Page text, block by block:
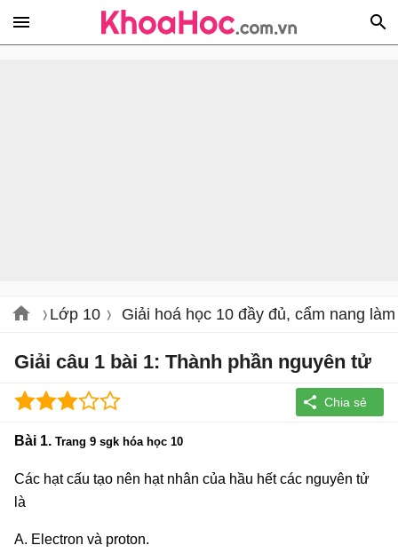
Lớp 10 Giải hoá học 10 đầy đủ, cẩm nang
Giải câu 1 bài 1: Thành phần nguyên tử
Bài 1. Trang 9 sgk hóa học 10
Các hạt cấu tạo nên hạt nhân của hầu hết các nguyên tử
là
A. Electron và proton.